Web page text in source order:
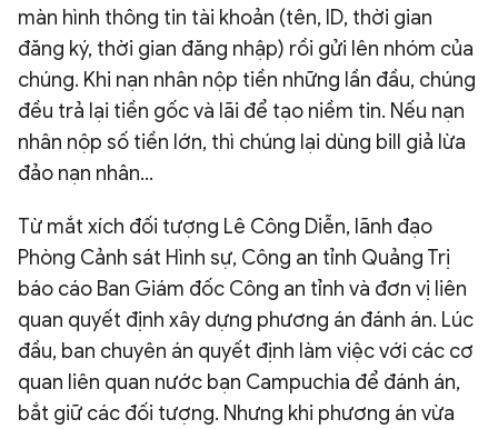
màn hình thông tin tài khoản (tên, ID, thời gian
đăng ký, thời gian đăng nhập) rồi gửi lên nhóm của
chúng. Khi nạn nhân nộp tiền những lần đầu, chúng
đều trả lại tiền gốc và lãi để tạo niềm tin. Nếu nạn
nhân nộp số tiền lớn, thì chúng lại dùng bill giả lừa
đảo nạn nhân…
Từ mắt xích đối tượng Lê Công Diễn, lãnh đạo
Phòng Cảnh sát Hình sự, Công an tỉnh Quảng Trị
báo cáo Ban Giám đốc Công an tỉnh và đơn vị liên
quan quyết định xây dựng phương án đánh án. Lúc
đầu, ban chuyên án quyết định làm việc với các cơ
quan liên quan nước bạn Campuchia để đánh án,
bắt giữ các đối tượng. Nhưng khi phương án vừa